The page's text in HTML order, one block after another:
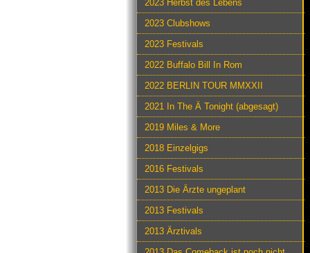
2023 Herbst des Lebens
2023 Clubshows
2023 Festivals
2022 Buffalo Bill In Rom
2022 BERLIN TOUR MMXXII
2021 In The Ä Tonight (abgesagt)
2019 Miles & More
2018 Einzelgigs
2016 Festivals
2013 Die Ärzte ungeplant
2013 Festivals
2013 Ärztivals